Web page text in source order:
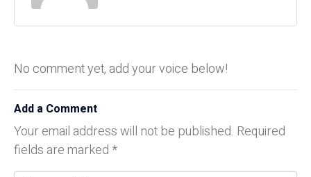
No comment yet, add your voice below!
Add a Comment
Your email address will not be published. Required
fields are marked *